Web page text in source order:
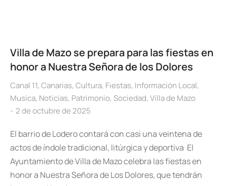
Villa de Mazo se prepara para las fiestas en
honor a Nuestra Señora de los Dolores
Canal 11, Canarias, Cultura, Fiestas, Información Local,
Musica, Noticias, Patrimonio, Sociedad, Villa de Mazo
2 de octubre de 2025
El barrio de Lodero contará con casi una veintena de
actos de índole tradicional, litúrgica y deportiva El
Ayuntamiento de Villa de Mazo celebra las fiestas en
honor a Nuestra Señora de Los Dolores, que tendrán